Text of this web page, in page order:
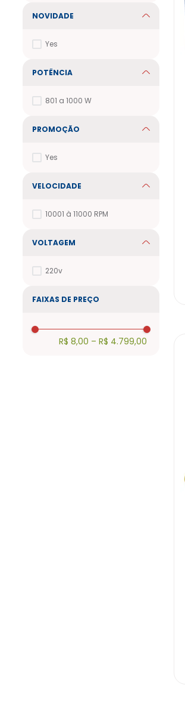
NOVIDADE
Yes
POTÊNCIA
801 a 1000 W
PROMOÇÃO
Yes
VELOCIDADE
10001 à 11000 RPM
VOLTAGEM
220v
FAIXAS DE PREÇO
R$ 8,00 – R$ 4.799,00